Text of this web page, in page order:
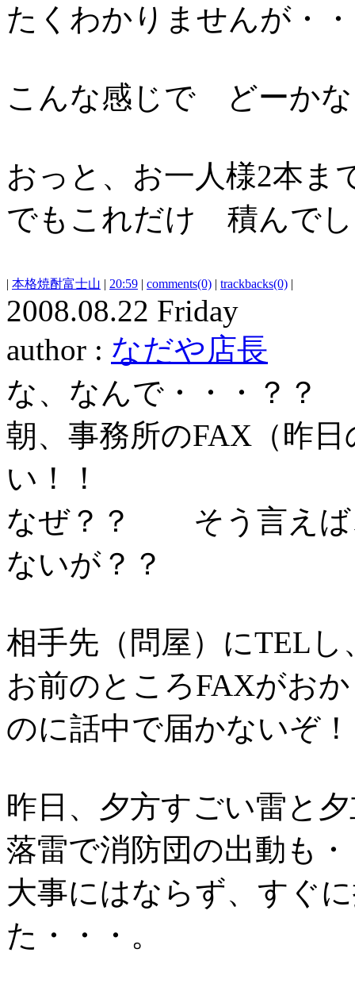
たくわかりませんが・
こんな感じで どーか
おっと、お一人様2本ま
でもこれだけ 積んで
| 本格焼酎富士山 | 20:59 | comments(0) | trackbacks(0) |
2008.08.22 Friday
author : なだや店長
な、なんで・・・？？
朝、事務所のFAX（昨
い！！
なぜ？？ そう言えば
ないが？？
相手先（問屋）にTELし
お前のところFAXがお
のに話中で届かないぞ
昨日、夕方すごい雷と
落雷で消防団の出動も
大事にはならず、すぐ
た・・・。